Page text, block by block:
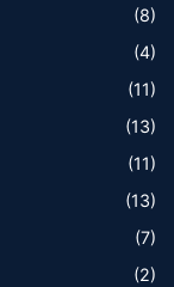
(8)
(4)
(11)
(13)
(11)
(13)
(7)
(2)